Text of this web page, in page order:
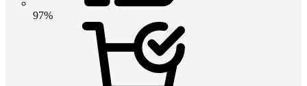
97%